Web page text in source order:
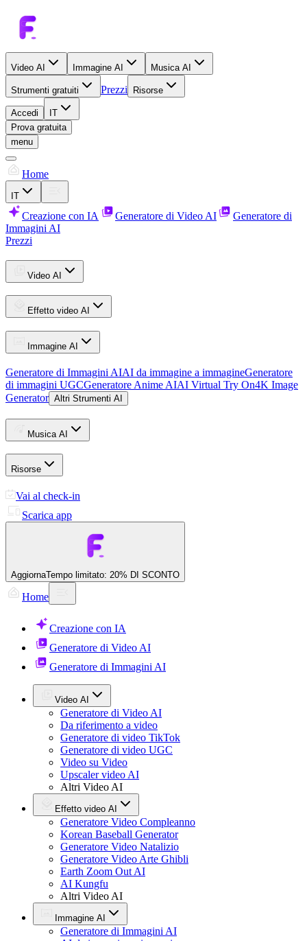
Video AI Immagine AI Musica AI
Strumenti gratuiti Prezzi Risorse
Accedi
IT
Prova gratuita
menu
Home
IT
Creazione con IA Generatore di Video AI
Generatore di
Immagini AI
Prezzi
Video AI
Effetto video AI
Immagine AI
Generatore di Immagini AIAI da immagine a immagineGeneratore
di immagini UGCGeneratore Anime AIAI Virtual Try On4K Image
Generator Altri Strumenti AI
Musica AI
Risorse
Vai al check-in
Scarica app
AggiornaTempo limitato: 20% DI SCONTO
Home
Creazione con IA
Generatore di Video AI
Generatore di Immagini AI
Video AI
Generatore di Video AI
Da riferimento a video
Generatore di video TikTok
Generatore di video UGC
Video su Video
Upscaler video AI
Altri Video AI
Effetto video AI
Generatore Video Compleanno
Korean Baseball Generator
Generatore Video Natalizio
Generatore Video Arte Ghibli
Earth Zoom Out AI
AI Kungfu
Altri Video AI
Immagine AI
Generatore di Immagini AI